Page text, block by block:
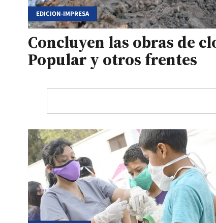
EDICION-IMPRESA
Concluyen las obras de
Popular y otros frentes